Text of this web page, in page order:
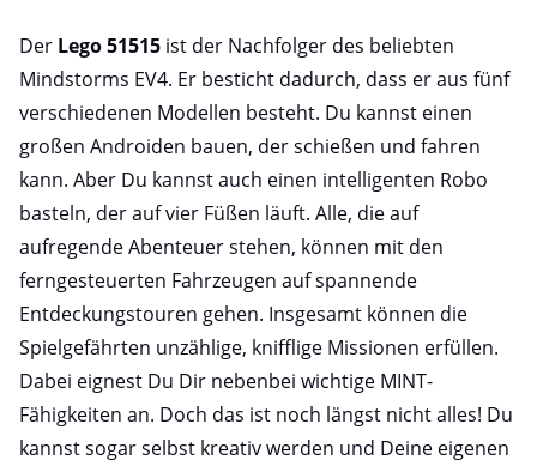
Der Lego 51515 ist der Nachfolger des beliebten
Mindstorms EV4. Er besticht dadurch, dass er aus fünf
verschiedenen Modellen besteht. Du kannst einen
großen Androiden bauen, der schießen und fahren
kann. Aber Du kannst auch einen intelligenten Robo
basteln, der auf vier Füßen läuft. Alle, die auf
aufregende Abenteuer stehen, können mit den
ferngesteuerten Fahrzeugen auf spannende
Entdeckungstouren gehen. Insgesamt können die
Spielgefährten unzählige, knifflige Missionen erfüllen.
Dabei eignest Du Dir nebenbei wichtige MINT-
Fähigkeiten an. Doch das ist noch längst nicht alles! Du
kannst sogar selbst kreativ werden und Deine eigenen